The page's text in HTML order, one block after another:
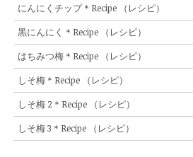
にんにくチップ＊Recipe （レシピ）
黒にんにく＊Recipe （レシピ）
はちみつ梅＊Recipe （レシピ）
しそ梅＊Recipe （レシピ）
しそ梅 2＊Recipe （レシピ）
しそ梅 3＊Recipe （レシピ）